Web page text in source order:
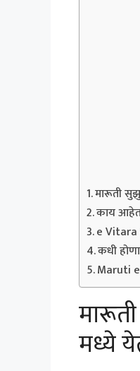
मारूती
काय
e
कधी
Maruti
मध्ये